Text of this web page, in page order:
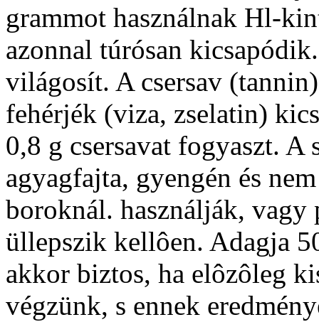
grammot használnak Hl-
azonnal túrósan
világosít. A csersav
fehérjék (viza, zselatin)
0,8 g csersavat fogyaszt.
agyagfajta, gyengén és
boroknál. használják, vagy
üllepszik kellôen. Adagja
akkor biztos, ha elôzôleg
végzünk, s ennek